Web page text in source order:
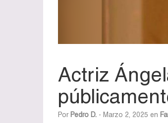
Actriz
Por Pedro D. - Marzo 2, 2025 en